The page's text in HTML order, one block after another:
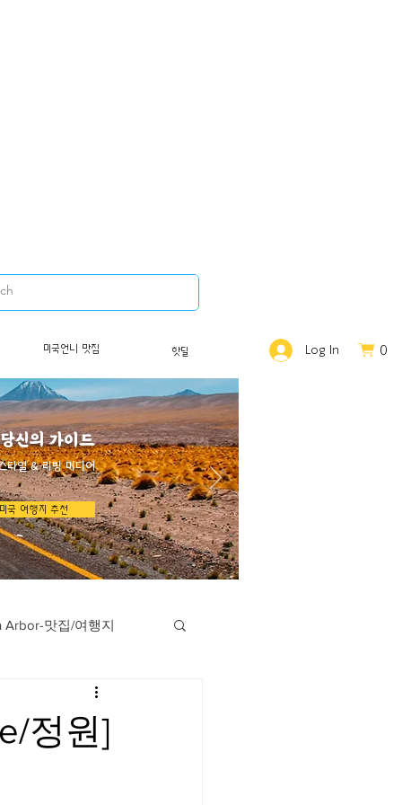
신의 가이드
타일 & 리빙 미디어
미국 여행지 추천
Arbor-맛집/여행지
Austin-맛집/여행지
정원]
미국언니 맛집 핫딜 Log In 0